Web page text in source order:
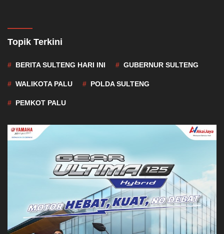
Topik Terkini
BERITA SULTENG HARI INI GUBERNUR SULTENG
WALIKOTA PALU POLDA SULTENG
PEMKOT PALU